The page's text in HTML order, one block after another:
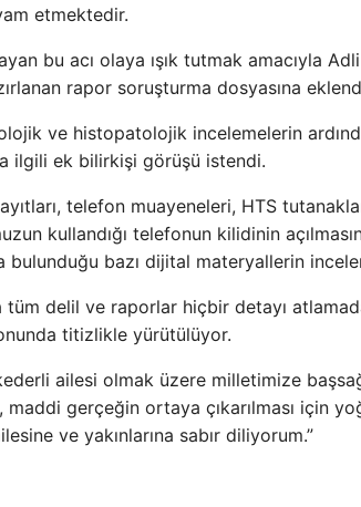
etmektedir.
bu acı olaya ışık tutmak amacıyla Adli
rapor soruşturma dosyasına
ve histopatolojik incelemelerin
ilgili ek bilirkişi görüşü istendi.
telefon muayeneleri, HTS
kullandığı telefonun kilidinin
bulunduğu bazı dijital materyallerin
tüm delil ve raporlar hiçbir detayı
titizlikle yürütülüyor.
ailesi olmak üzere milletimize
maddi gerçeğin ortaya çıkarılması için
ve yakınlarına sabır diliyorum.”